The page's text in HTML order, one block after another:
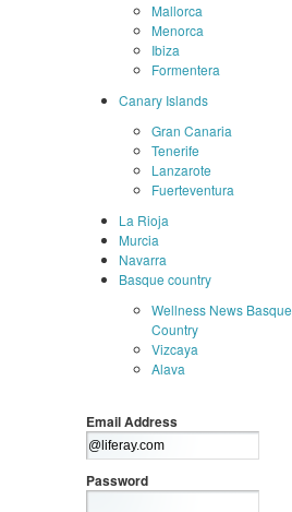
Mallorca
Menorca
Ibiza
Formentera
Canary Islands
Gran Canaria
Tenerife
Lanzarote
Fuerteventura
La Rioja
Murcia
Navarra
Basque country
Wellness News Basque
Country
Vizcaya
Alava
Email Address
Password